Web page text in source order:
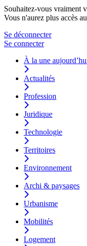
Souhaitez-vous vraiment
Vous n'aurez plus accès
Se déconnecter
Se connecter
À la une
Actualités
Profession
Juridique
Technologie
Territoires
Environnement
Archi & paysages
Urbanisme
Mobilités
Logement